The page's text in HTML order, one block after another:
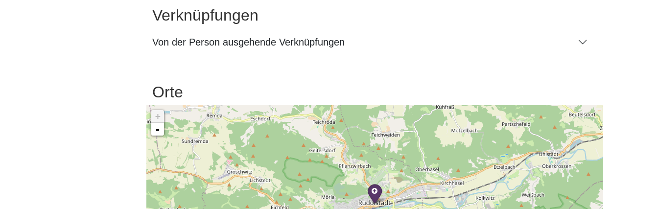
Verknüpfungen
Von der Person ausgehende Verknüpfungen
Orte
+
-